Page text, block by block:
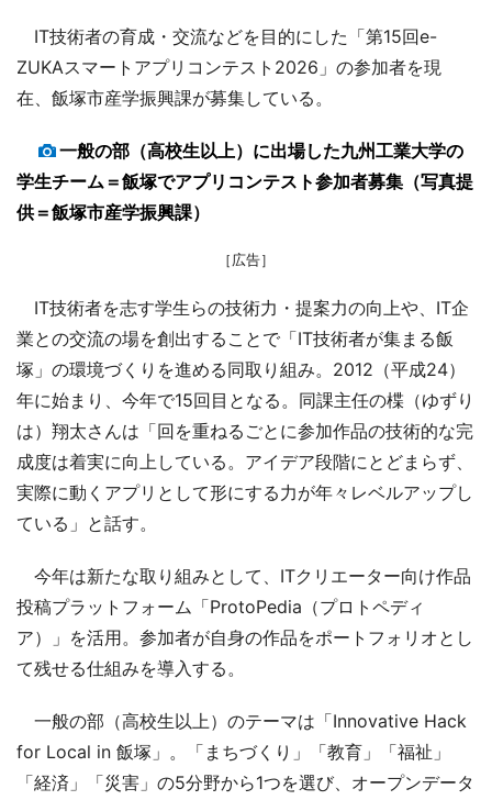
IT技術者の育成・交流などを目的にした「第15回e-
ZUKAスマートアプリコンテスト2026」の参加者を現
在、飯塚市産学振興課が募集している。
一般の部（高校生以上）に出場した九州工業大学の
学生チーム＝飯塚でアプリコンテスト参加者募集（写真提
供＝飯塚市産学振興課）
［広告］
IT技術者を志す学生らの技術力・提案力の向上や、IT企
業との交流の場を創出することで「IT技術者が集まる飯
塚」の環境づくりを進める同取り組み。2012（平成24）
年に始まり、今年で15回目となる。同課主任の楪（ゆずり
は）翔太さんは「回を重ねるごとに参加作品の技術的な完
成度は着実に向上している。アイデア段階にとどまらず、
実際に動くアプリとして形にする力が年々レベルアップし
ている」と話す。
今年は新たな取り組みとして、ITクリエーター向け作品
投稿プラットフォーム「ProtoPedia（プロトペディ
ア）」を活用。参加者が自身の作品をポートフォリオとし
て残せる仕組みを導入する。
一般の部（高校生以上）のテーマは「Innovative Hack
for Local in 飯塚」。「まちづくり」「教育」「福祉」
「経済」「災害」の5分野から1つを選び、オープンデータ